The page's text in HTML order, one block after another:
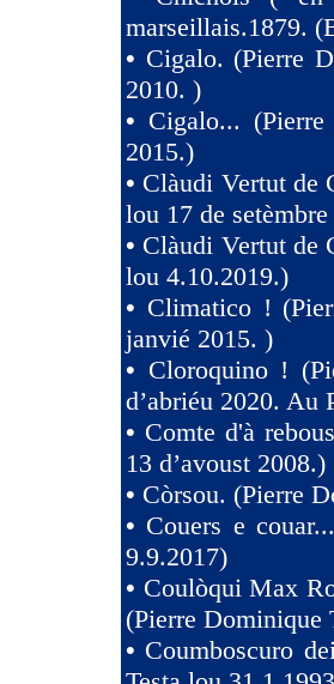
marseillais.1879.
• Cigalo. (Pierre
2010. )
• Cigalo...
2015.)
• Clàudi Vertut de
lou 17 de
• Clàudi Vertut de
lou 4.10.2019.)
• Climatico !
janvié 2015. )
• Cloroquino !
d’abriéu 2020. Au
• Comte d'à
13 d’avoust 2008.)
• Còrsou. (Pierre
• Couers e
9.9.2017)
• Coulòqui Max
(Pierre Dominique
• Coumboscuro